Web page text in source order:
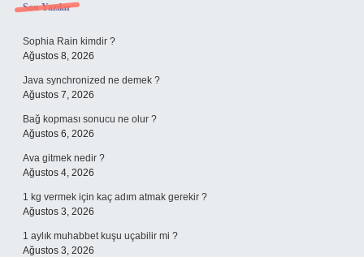
Sidebar
Son Yazılar
Sophia Rain kimdir ?
Ağustos 8, 2026
Java synchronized ne demek ?
Ağustos 7, 2026
Bağ kopması sonucu ne olur ?
Ağustos 6, 2026
Ava gitmek nedir ?
Ağustos 4, 2026
1 kg vermek için kaç adım atmak gerekir ?
Ağustos 3, 2026
1 aylık muhabbet kuşu uçabilir mi ?
Ağustos 3, 2026